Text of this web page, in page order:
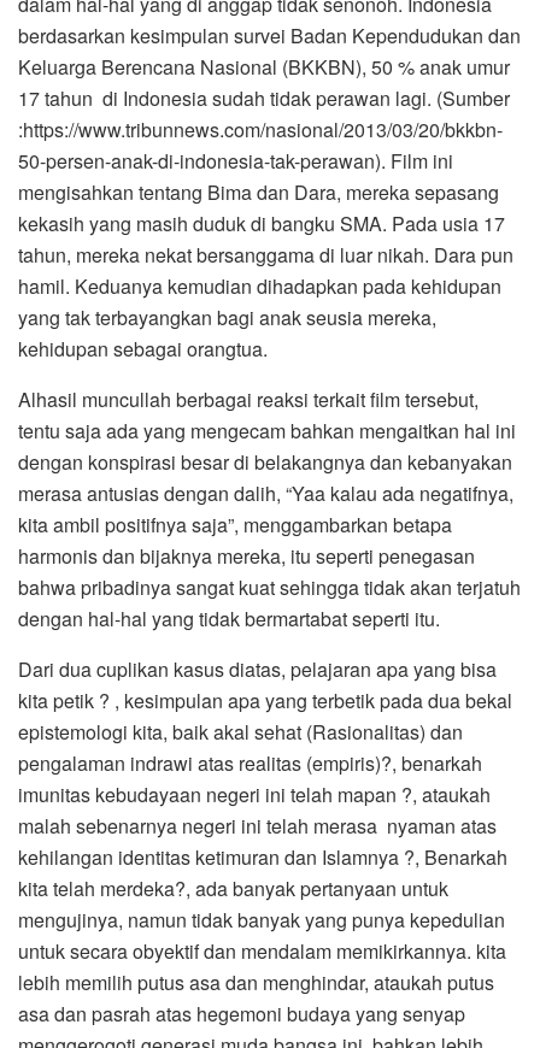
berdasarkan kesimpulan survei Badan Kependudukan dan
Keluarga Berencana Nasional (BKKBN), 50 % anak umur
17 tahun di Indonesia sudah tidak perawan lagi. (Sumber
:https://www.tribunnews.com/nasional/2013/03/20/bkkbn-
50-persen-anak-di-indonesia-tak-perawan). Film ini
mengisahkan tentang Bima dan Dara, mereka sepasang
kekasih yang masih duduk di bangku SMA. Pada usia 17
tahun, mereka nekat bersanggama di luar nikah. Dara pun
hamil. Keduanya kemudian dihadapkan pada kehidupan
yang tak terbayangkan bagi anak seusia mereka,
kehidupan sebagai orangtua.
Alhasil muncullah berbagai reaksi terkait film tersebut,
tentu saja ada yang mengecam bahkan mengaitkan hal ini
dengan konspirasi besar di belakangnya dan kebanyakan
merasa antusias dengan dalih, “Yaa kalau ada negatifnya,
kita ambil positifnya saja”, menggambarkan betapa
harmonis dan bijaknya mereka, itu seperti penegasan
bahwa pribadinya sangat kuat sehingga tidak akan terjatuh
dengan hal-hal yang tidak bermartabat seperti itu.
Dari dua cuplikan kasus diatas, pelajaran apa yang bisa
kita petik ? , kesimpulan apa yang terbetik pada dua bekal
epistemologi kita, baik akal sehat (Rasionalitas) dan
pengalaman indrawi atas realitas (empiris)?, benarkah
imunitas kebudayaan negeri ini telah mapan ?, ataukah
malah sebenarnya negeri ini telah merasa nyaman atas
kehilangan identitas ketimuran dan Islamnya ?, Benarkah
kita telah merdeka?, ada banyak pertanyaan untuk
mengujinya, namun tidak banyak yang punya kepedulian
untuk secara obyektif dan mendalam memikirkannya. kita
lebih memilih putus asa dan menghindar, ataukah putus
asa dan pasrah atas hegemoni budaya yang senyap